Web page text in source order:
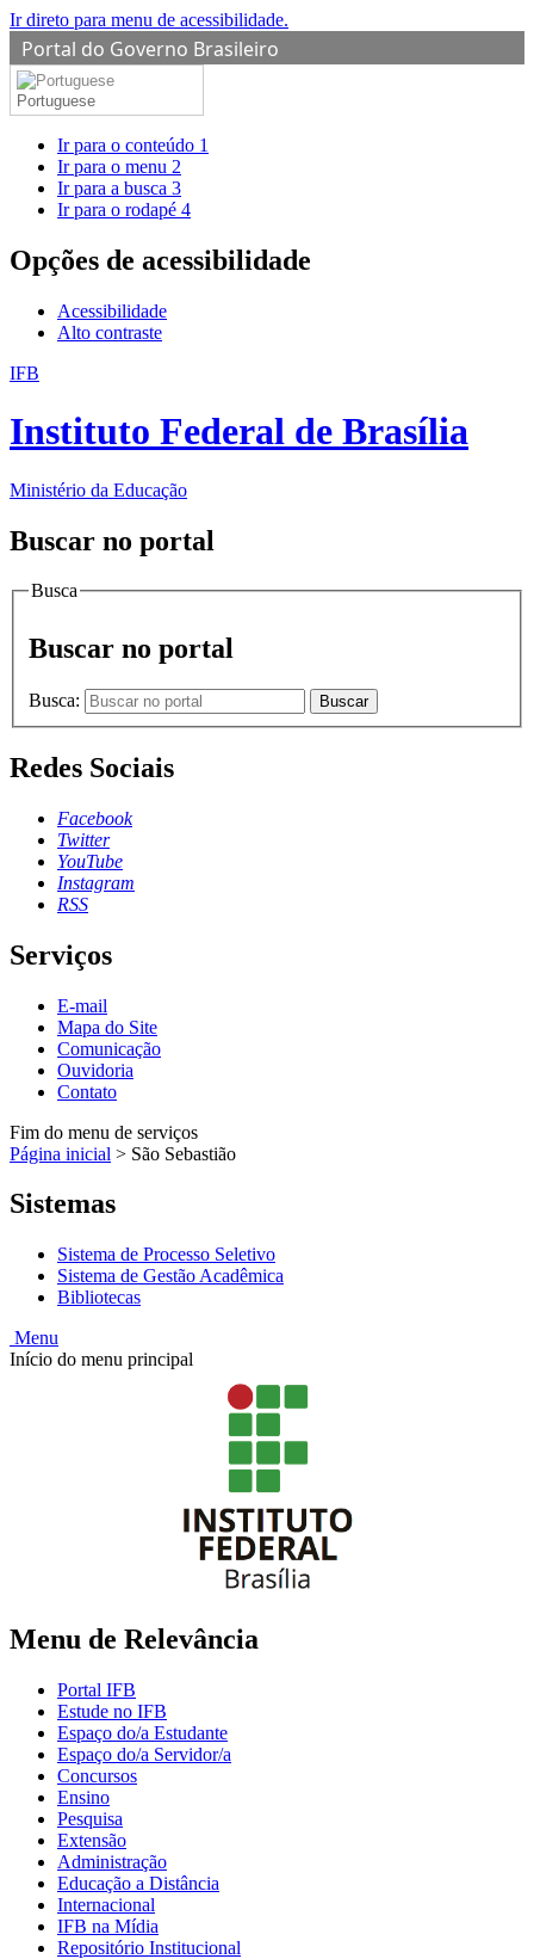
Ir direto para menu de acessibilidade.
Portal do Governo Brasileiro
Portuguese
Ir para o conteúdo 1
Ir para o menu 2
Ir para a busca 3
Ir para o rodapé 4
Opções de acessibilidade
Acessibilidade
Alto contraste
IFB
Instituto Federal de Brasília
Ministério da Educação
Buscar no portal
Busca
Buscar no portal
Busca: Buscar
Redes Sociais
Facebook
Twitter
YouTube
Instagram
RSS
Serviços
E-mail
Mapa do Site
Comunicação
Ouvidoria
Contato
Fim do menu de serviços
Página inicial > São Sebastião
Sistemas
Sistema de Processo Seletivo
Sistema de Gestão Acadêmica
Bibliotecas
Menu
Início do menu principal
Menu de Relevância
Portal IFB
Estude no IFB
Espaço do/a Estudante
Espaço do/a Servidor/a
Concursos
Ensino
Pesquisa
Extensão
Administração
Educação a Distância
Internacional
IFB na Mídia
Repositório Institucional